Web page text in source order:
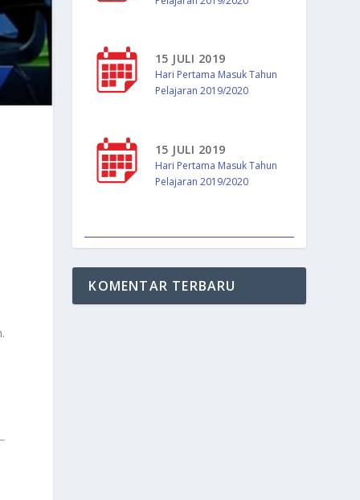
15 JULI 2019
Hari Pertama Masuk Tahun
Pelajaran 2019/2020
15 JULI 2019
Hari Pertama Masuk Tahun
Pelajaran 2019/2020
KOMENTAR TERBARU